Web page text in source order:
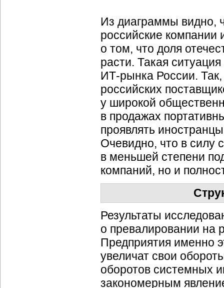
Из диаграммы видно,
российские компании
о том, что доля
расти. Такая
ИТ-рынка России.
российских
у широкой
в продажах
проявлять
Очевидно, что в силу
в меньшей степени
компаний, но и
Результаты
о превалировании на
Предприятия именно
увеличат свои
оборотов системных
закономерным